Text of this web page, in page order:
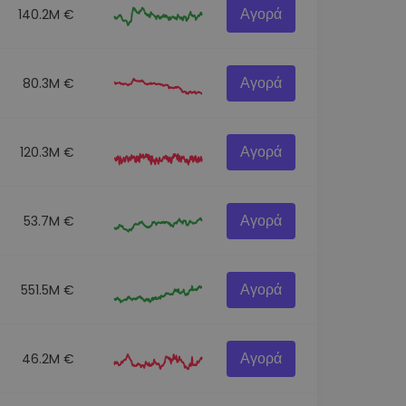
140.2M € Αγορά
80.3M € Αγορά
120.3M € Αγορά
53.7M € Αγορά
551.5M € Αγορά
46.2M € Αγορά